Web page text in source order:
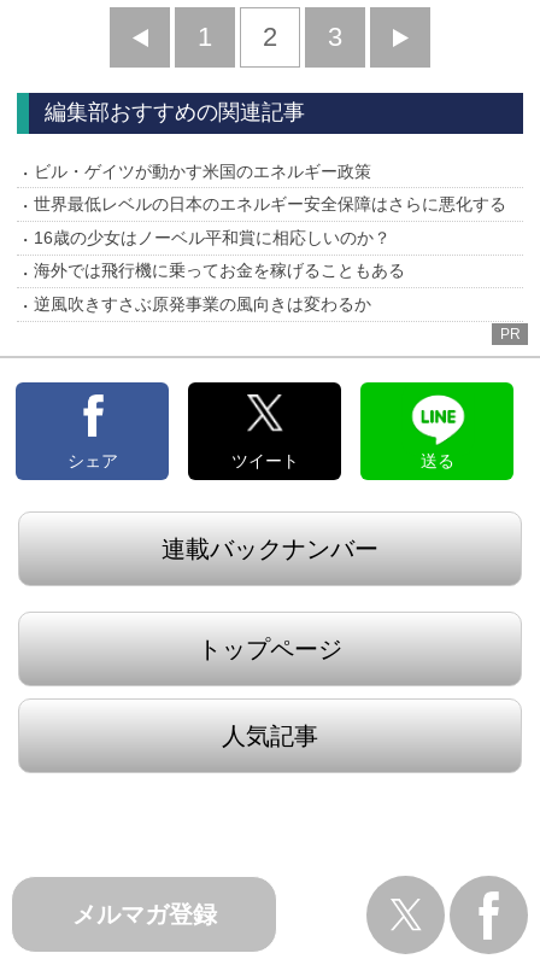
前
へ
1 2 3
へ
編集部おすすめの関連記事
ビル・ゲイツが動かす米国のエネルギー政策
世界最低レベルの日本のエネルギー安全保障はさらに悪化する
16歳の少女はノーベル平和賞に相応しいのか？
海外では飛行機に乗ってお金を稼げることもある
逆風吹きすさぶ原発事業の風向きは変わるか
PR
シェア ツイート 送る
連載バックナンバー
トップページ
人気記事
メルマガ登録